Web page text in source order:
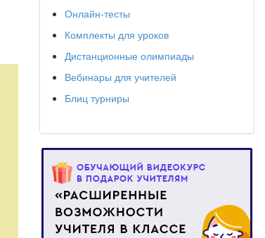
Онлайн-тесты
Комплекты для уроков
Дистанционные олимпиады
Вебинары для учителей
Блиц турниры